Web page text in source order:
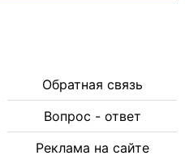
Обратная связь
Вопрос - ответ
Реклама на сайте